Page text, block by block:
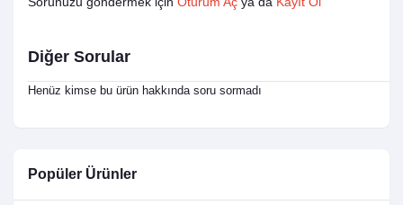
Popüler Ürünler
Diğer Sorular
Henüz kimse bu ürün hakkında soru sormadı